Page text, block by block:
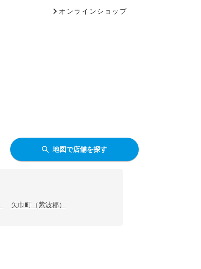
オンラインショップ
地図で店舗を探す
矢巾町（紫波郡）